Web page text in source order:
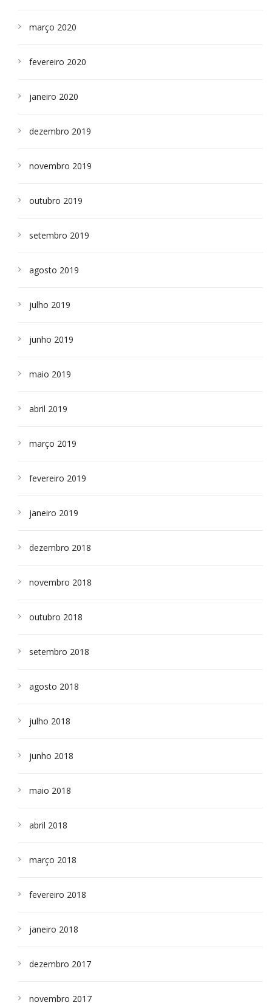
março 2020
fevereiro 2020
janeiro 2020
dezembro 2019
novembro 2019
outubro 2019
setembro 2019
agosto 2019
julho 2019
junho 2019
maio 2019
abril 2019
março 2019
fevereiro 2019
janeiro 2019
dezembro 2018
novembro 2018
outubro 2018
setembro 2018
agosto 2018
julho 2018
junho 2018
maio 2018
abril 2018
março 2018
fevereiro 2018
janeiro 2018
dezembro 2017
novembro 2017